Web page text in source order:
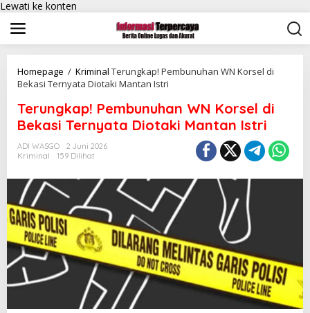
Lewati ke konten
Homepage / Kriminal Terungkap! Pembunuhan WN Korsel di
Bekasi Ternyata Diotaki Mantan Istri
Terungkap! Pembunuhan WN Korsel di
Bekasi Ternyata Diotaki Mantan Istri
ADI WASGO
2 Juni 2026
Kriminal
159 Dilihat